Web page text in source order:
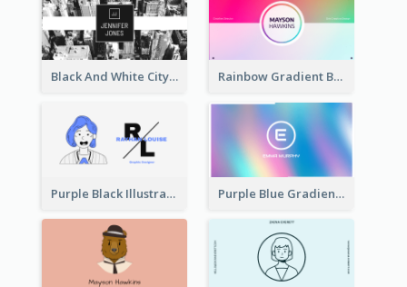
Black And White City Photo Business Card Rainbow Gradient Background Business Card
Purple Black Illustration Portrait Business Card Purple Blue Gradient Background Business Card